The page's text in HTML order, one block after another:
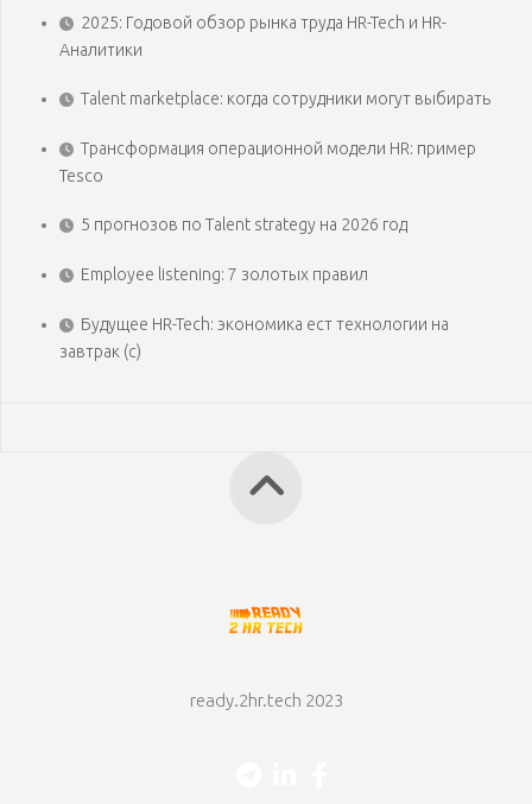
2025: Годовой обзор рынка труда HR-Tech и HR-
Аналитики
Talent marketplace: когда сотрудники могут выбирать
Трансформация операционной модели HR: пример
Tesco
5 прогнозов по Talent strategy на 2026 год
Employee listening: 7 золотых правил
Будущее HR-Tech: экономика ест технологии на
завтрак (с)
ready.2hr.tech 2023